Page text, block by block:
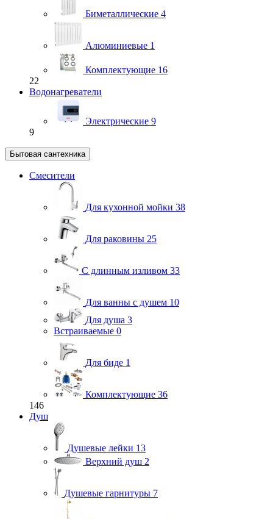
Биметаллические 4
Алюминиевые 1
Комплектующие 16
22
Водонагреватели
Электрические 9
9
Бытовая сантехника
Смесители
Для кухонной мойки 38
Для раковины 25
С длинным изливом 33
Для ванны с душем 10
Для душа 3
Встраиваемые 0
Для биде 1
Комплектующие 36
146
Душ
Душевые лейки 13
Верхний душ 2
Душевые гарнитуры 7